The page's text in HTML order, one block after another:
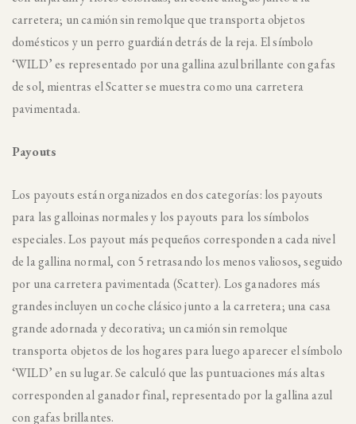
carretera; un camión sin remolque que transporta objetos
domésticos y un perro guardián detrás de la reja. El símbolo
‘WILD’ es representado por una gallina azul brillante con gafas
de sol, mientras el Scatter se muestra como una carretera
pavimentada.
Payouts
Los payouts están organizados en dos categorías: los payouts
para las galloinas normales y los payouts para los símbolos
especiales. Los payout más pequeños corresponden a cada nivel
de la gallina normal, con 5 retrasando los menos valiosos, seguido
por una carretera pavimentada (Scatter). Los ganadores más
grandes incluyen un coche clásico junto a la carretera; una casa
grande adornada y decorativa; un camión sin remolque
transporta objetos de los hogares para luego aparecer el símbolo
‘WILD’ en su lugar. Se calculó que las puntuaciones más altas
corresponden al ganador final, representado por la gallina azul
con gafas brillantes.